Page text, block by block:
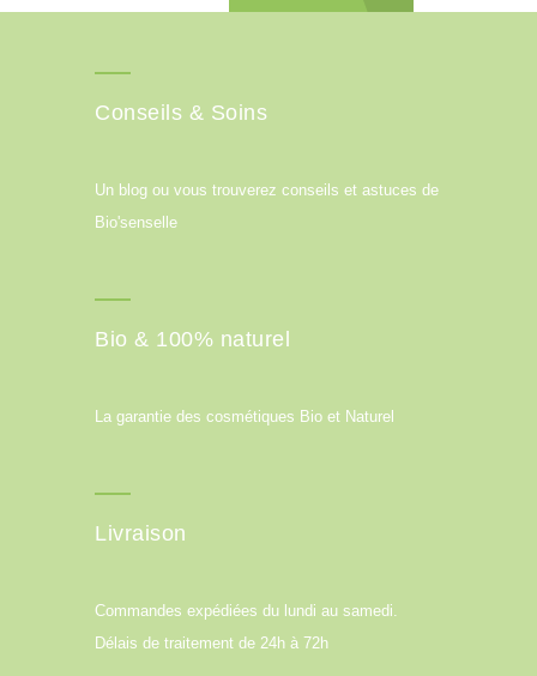
Conseils & Soins
Un blog ou vous trouverez conseils et astuces de
Bio'senselle
Bio & 100% naturel
La garantie des cosmétiques Bio et Naturel
Livraison
Commandes expédiées du lundi au samedi.
Délais de traitement de 24h à 72h